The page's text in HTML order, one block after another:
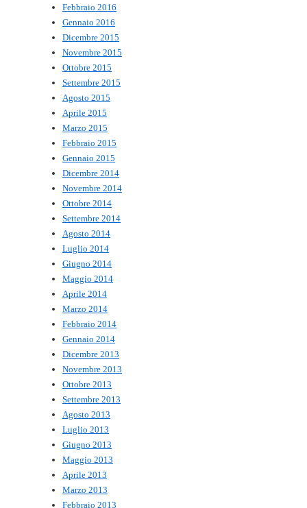
Febbraio 2016
Gennaio 2016
Dicembre 2015
Novembre 2015
Ottobre 2015
Settembre 2015
Agosto 2015
Aprile 2015
Marzo 2015
Febbraio 2015
Gennaio 2015
Dicembre 2014
Novembre 2014
Ottobre 2014
Settembre 2014
Agosto 2014
Luglio 2014
Giugno 2014
Maggio 2014
Aprile 2014
Marzo 2014
Febbraio 2014
Gennaio 2014
Dicembre 2013
Novembre 2013
Ottobre 2013
Settembre 2013
Agosto 2013
Luglio 2013
Giugno 2013
Maggio 2013
Aprile 2013
Marzo 2013
Febbraio 2013